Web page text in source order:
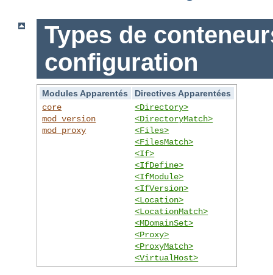
Types de
configuration
Modules Apparentés
Directives Apparentées
core
mod_version
mod_proxy
<Directory>
<DirectoryMatch>
<Files>
<FilesMatch>
<If>
<IfDefine>
<IfModule>
<IfVersion>
<Location>
<LocationMatch>
<MDomainSet>
<Proxy>
<ProxyMatch>
<VirtualHost>